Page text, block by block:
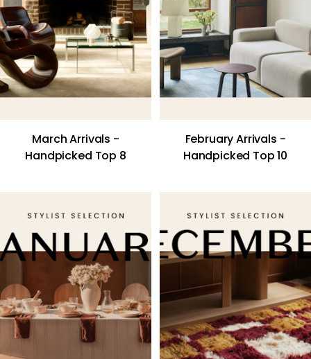
March Arrivals -
Handpicked Top 8
February Arrivals -
Handpicked Top 10